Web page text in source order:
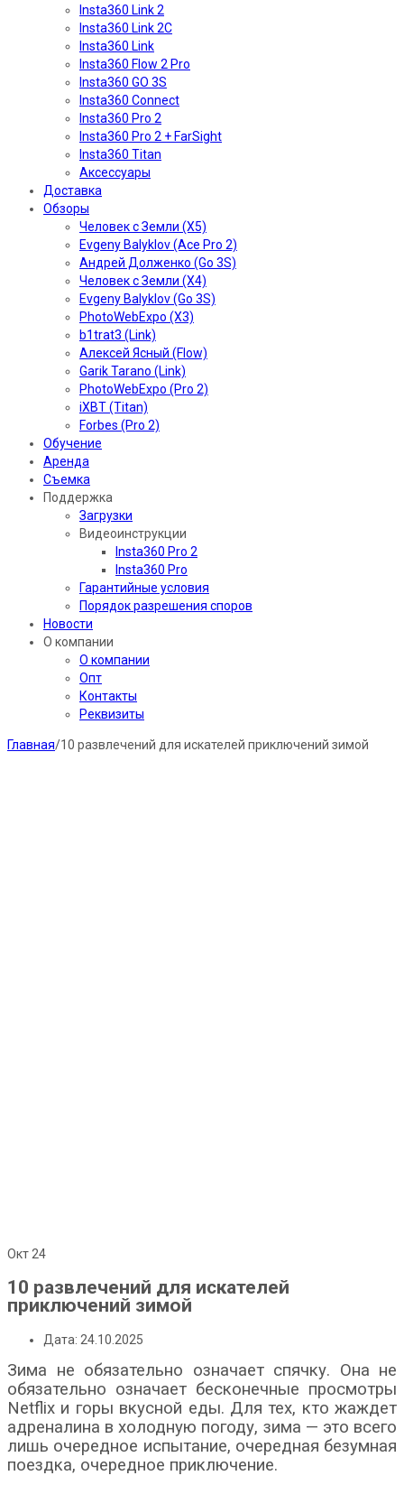
Insta360 Link 2
Insta360 Link 2C
Insta360 Link
Insta360 Flow 2 Pro
Insta360 GO 3S
Insta360 Connect
Insta360 Pro 2
Insta360 Pro 2 + FarSight
Insta360 Titan
Аксессуары
Доставка
Обзоры
Человек с Земли (X5)
Evgeny Balyklov (Ace Pro 2)
Андрей Долженко (Go 3S)
Человек с Земли (X4)
Evgeny Balyklov (Go 3S)
PhotoWebExpo (X3)
b1trat3 (Link)
Алексей Ясный (Flow)
Garik Tarano (Link)
PhotoWebExpo (Pro 2)
iXBT (Titan)
Forbes (Pro 2)
Обучение
Аренда
Съемка
Поддержка
Загрузки
Видеоинструкции
Insta360 Pro 2
Insta360 Pro
Гарантийные условия
Порядок разрешения споров
Новости
О компании
О компании
Опт
Контакты
Реквизиты
Главная/10 развлечений для искателей приключений зимой
Окт 24
10 развлечений для искателей
приключений зимой
Дата: 24.10.2025
Зима не обязательно означает спячку. Она не
обязательно означает бесконечные просмотры
Netflix и горы вкусной еды. Для тех, кто жаждет
адреналина в холодную погоду, зима — это всего
лишь очередное испытание, очередная безумная
поездка, очередное приключение.